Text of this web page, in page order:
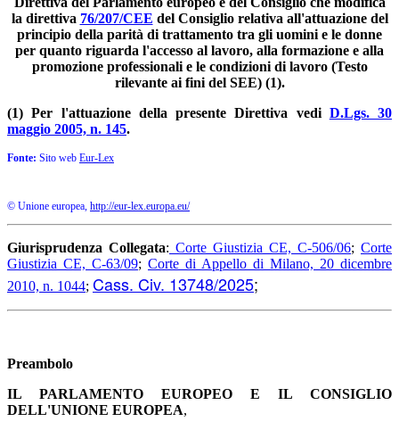
la direttiva 76/207/CEE del Consiglio relativa all'attuazione del
principio della parità di trattamento tra gli uomini e le donne
per quanto riguarda l'accesso al lavoro, alla formazione e alla
promozione professionali e le condizioni di lavoro (Testo
rilevante ai fini del SEE) (1).
(1) Per l'attuazione della presente Direttiva vedi D.Lgs. 30
maggio 2005, n. 145.
Fonte: Sito web Eur-Lex
© Unione europea, http://eur-lex.europa.eu/
Giurisprudenza Collegata: Corte Giustizia CE, C-506/06; Corte
Giustizia CE, C-63/09; Corte di Appello di Milano, 20 dicembre
2010, n. 1044; Cass. Civ. 13748/2025;
Preambolo
IL PARLAMENTO EUROPEO E IL CONSIGLIO
DELL'UNIONE EUROPEA,